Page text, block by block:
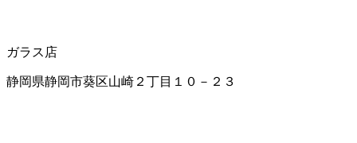
ガラス店
静岡県静岡市葵区山崎２丁目１０－２３